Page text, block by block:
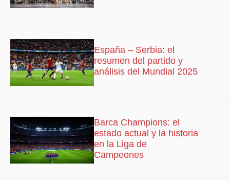
España – Serbia: el
resumen del partido y
análisis del Mundial 2025
Barca Champions: el
estado actual y la historia
en la Liga de
Campeones